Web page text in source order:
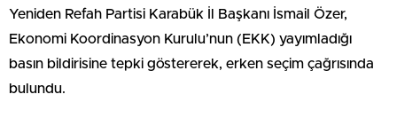
Yeniden Refah Partisi Karabük İl Başkanı İsmail Özer,
Ekonomi Koordinasyon Kurulu’nun (EKK) yayımladığı
basın bildirisine tepki göstererek, erken seçim çağrısında
bulundu.